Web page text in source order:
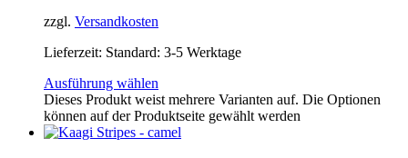
zzgl. Versandkosten
Lieferzeit: Standard: 3-5 Werktage
Ausführung wählen
Dieses Produkt weist mehrere Varianten auf. Die Optionen
können auf der Produktseite gewählt werden